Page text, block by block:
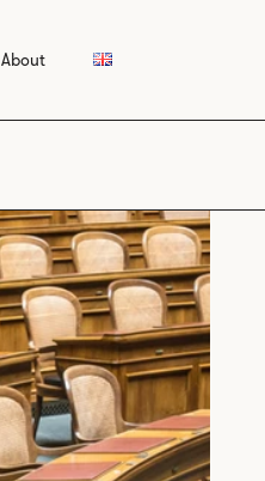
About